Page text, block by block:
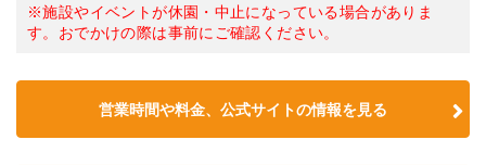
※施設やイベントが休園・中止になっている場合がありま
す。おでかけの際は事前にご確認ください。
営業時間や料金、公式サイトの情報を見る